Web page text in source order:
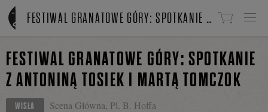
Linki do przejścia
FESTIWAL GRANATOWE GÓRY: SPOTKANIE Z ANTONINĄ TOSIEK I MARTĄ TOMCZOK
FESTIWAL GRANATOWE GÓRY: SPOTKANIE
Z ANTONINĄ TOSIEK I MARTĄ TOMCZOK
WISŁA Scena Główna, Pl. B. Hoffa